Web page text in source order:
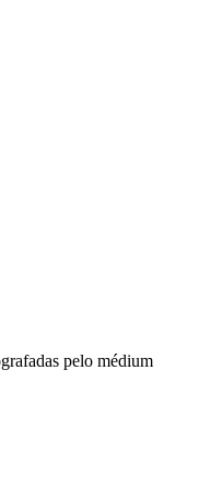
pelo médium